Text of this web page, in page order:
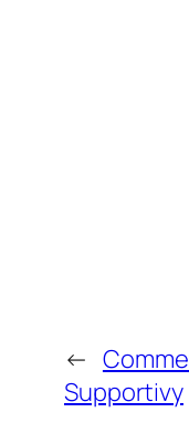
←
Supportivy